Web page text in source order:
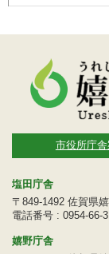
市役所庁舎
塩田庁舎
〒849-1492 佐賀県
電話番号 : 0954-66-
嬉野庁舎